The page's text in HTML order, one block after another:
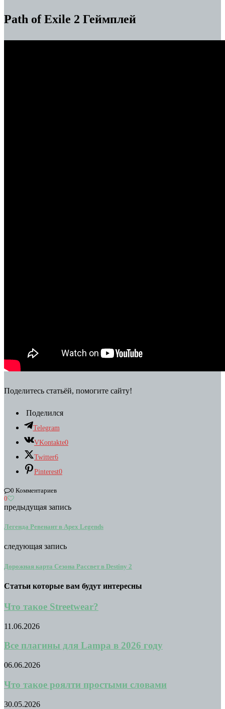
Path of Exile 2 Геймплей
Поделитесь статьёй, помогите сайту!
Поделился
Telegram
VKontakte0
Twitter6
Pinterest0
0 Комментариев
0
предыдущая запись
Легенда Ревенант в Apex Legends
следующая запись
Дорожная карта Сезона Рассвет в Destiny 2
Статьи которые вам будут интересны
Что такое Streetwear?
11.06.2026
Все плагины для Lampa в 2026 году
06.06.2026
Что такое роялти простыми словами
30.05.2026